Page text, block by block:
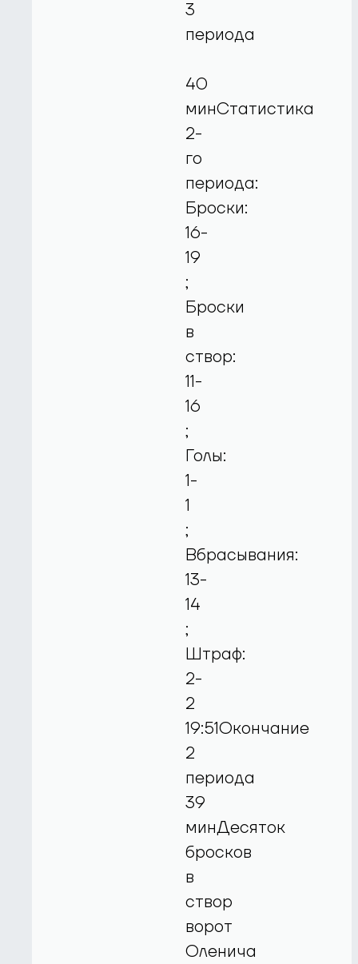
3
периода
40
минСтатистика
2-
го
периода:
Броски:
16-
19
;
Броски
в
створ:
11-
16
;
Голы:
1-
1
;
Вбрасывания:
13-
14
;
Штраф:
2-
2
19:51Окончание
2
периода
39
минДесяток
бросков
в
створ
ворот
Оленича